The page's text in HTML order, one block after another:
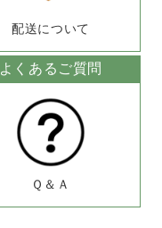
配送について
よくあるご質問
Ｑ＆Ａ